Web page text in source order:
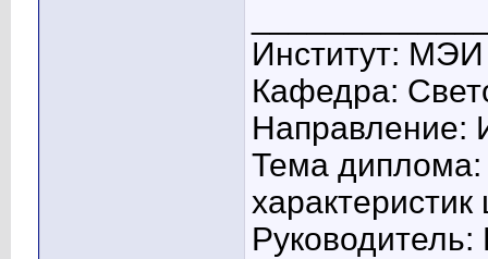
Институт: МЭИ
Кафедра:
Направление:
Тема диплома: